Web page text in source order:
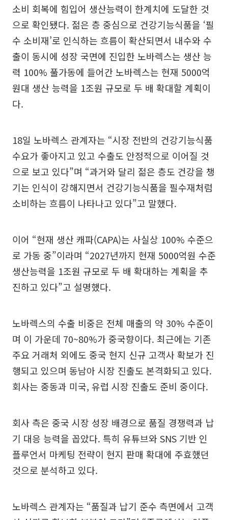
소비 회복에 힘입어 생산능력이 한계치에 도달한 것
으로 확인됐다. 젊은 층 중심으로 건강기능식품을 ‘필
수 소비재’로 인식하는 흐름이 확산되면서 내수와 수
출이 동시에 성장 국면에 진입한 노바렉스는 생산 능
력 100% 풀가동에 들어간 노바렉스는 현재 5000억
원대 생산 능력을 1조원 규모로 두 배 확대할 계획이
다.
18일 노바렉스 관계자는 “시장 전반의 건강기능식품
수요가 좋아지고 있고 수출도 안정적으로 이어질 것
으로 보고 있다”며 “과거와 달리 젊은 층도 건강을 챙
기는 인식이 강해지면서 건강기능식품을 필수재처럼
소비하는 흐름이 나타나고 있다”고 말했다.
이어 “현재 생산 캐파(CAPA)는 사실상 100% 수준으
로 가동 중”이라며 “2027년까지 현재 5000억원 수준
생산능력을 1조원 규모로 두 배 확대하는 계획을 추
진하고 있다”고 설명했다.
노바렉스의 수출 비중은 전체 매출의 약 30% 수준이
며 이 가운데 70~80%가 중국향이다. 최근에는 기존
주요 거래처 외에도 중국 현지 신규 고객사 확보가 진
행되고 있으며 동남아 시장 진출도 본격화되고 있다.
회사는 중동과 미국, 유럽 시장 진출도 준비 중이다.
회사 측은 중국 시장 성장 배경으로 품질 경쟁력과 납
기 대응 능력을 꼽았다. 특히 유튜브와 SNS 기반 인
플루언서 마케팅 전략이 현지 판매 확대에 주효했던
것으로 분석하고 있다.
노바렉스 관계자는 “품질과 납기 준수 측면에서 고객